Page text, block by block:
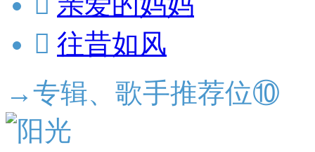
 往昔如风
→专辑、歌手推荐位⑩